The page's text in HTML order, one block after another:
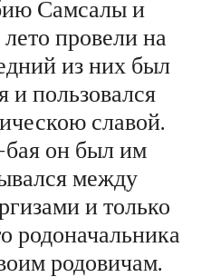
Самсалы и
провели на
из них был
и пользовался
славой.
он был им
между
и только
родоначальника
родовичам.